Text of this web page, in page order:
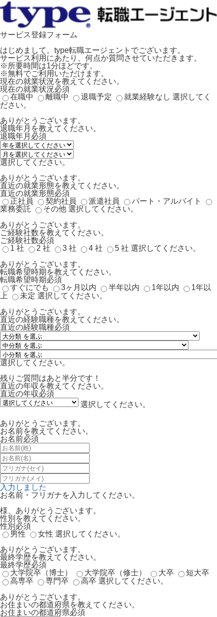
サービス登録フォーム
はじめまして。type転職エージェントでございます。
サービス利用にあたり、何点か質問させていただきます。
※所要時間は1分ほどです。
※無料でご利用いただけます。
現在の就業状況を教えてください。
現在の就業状況必須
在職中
離職中 退職予定 就業経験なし 選択してく
ださい。
ありがとうございます。
退職年月を教えてください。
退職年月 必須
選択してください。
ありがとうございます。
直近の就業形態を教えてください。
直近の就業形態必須
正社員
契約社員 派遣社員
パート・アルバイト
業務委託
その他 選択してください。
ありがとうございます。
ご経験社数を教えてください。
ご経験社数必須
1 社
2 社 3 社 4 社 5 社 選択してください。
ありがとうございます。
転職希望時期を教えてください。
転職希望時期必須
すぐにでも
3ヶ月以内 半年以内 1年以内
1年以
上
未定 選択してください。
ありがとうございます。
直近の経験職種を教えてください。
直近の経験職種必須
選択してください。
残りご質問はあと半分です！
直近の年収を教えてください。
直近の年収必須
選択してください。
ありがとうございます。
お名前を教えてください。
お名前必須
入力しました
お名前・フリガナを入力してください。
様、ありがとうございます。
性別を教えてください。
性別 必須
男性
女性 選択してください。
ありがとうございます。
最終学歴を教えてください。
最終学歴必須
大学院卒（博士）
大学院卒（修士） 大卒
短大卒
高専卒
専門卒 高卒 選択してください。
ありがとうございます。
お住まいの都道府県を教えてください。
お住まいの都道府県必須